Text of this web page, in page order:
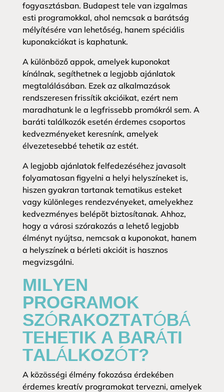
fogyasztásban. Budapest tele van izgalmas
esti programokkal, ahol nemcsak a barátság
mélyítésére van lehetőség, hanem spéciális
kuponakciókat is kaphatunk.
A különböző appok, amelyek kuponokat
kínálnak, segíthetnek a legjobb ajánlatok
megtalálásában. Ezek az alkalmazások
rendszeresen frissítik akcióikat, ezért nem
maradhatunk le a legfrissebb promókról sem. A
baráti találkozók esetén érdemes csoportos
kedvezményeket keresnínk, amelyek
élvezetesebbé tehetik az estét.
A legjobb ajánlatok felfedezéséhez javasolt
folyamatosan figyelni a helyi helyszíneket is,
hiszen gyakran tartanak tematikus esteket
vagy különleges rendezvényeket, amelyekhez
kedvezményes belépõt biztosítanak. Ahhoz,
hogy a városi szórakozás a lehető legjobb
élményt nyújtsa, nemcsak a kuponokat, hanem
a helyszínek a bérleti akcióit is hasznos
megvizsgálni.
MILYEN
PROGRAMOK
SZÓRAKOZTATÓBÁ
TEHETIK A BARÁTI
TALÁLKOZÓT?
A közösségi élmény fokozása érdekében
érdemes kreatív programokat tervezni, amelyek